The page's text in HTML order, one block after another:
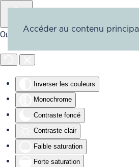
Outils d'accessibilité
Inverser les couleurs
Monochrome
Contraste foncé
Contraste clair
Faible saturation
Forte saturation
Accéder au contenu principal